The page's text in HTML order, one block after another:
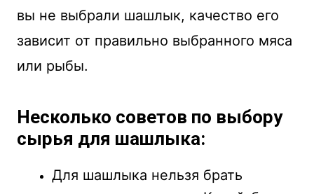
вы не выбрали шашлык, качество его
зависит от правильно выбранного мяса
или рыбы.
Несколько советов по выбору
сырья для шашлыка:
Для шашлыка нельзя брать